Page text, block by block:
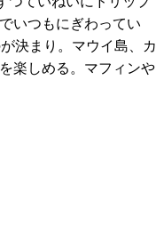
いつもにぎわってい
決まり。マウイ島、カ
楽しめる。マフィンや